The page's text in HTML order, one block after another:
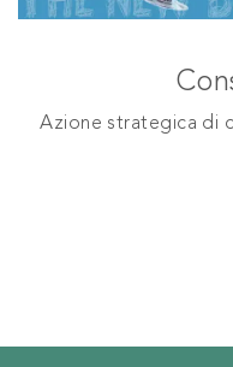
Azione strategica di